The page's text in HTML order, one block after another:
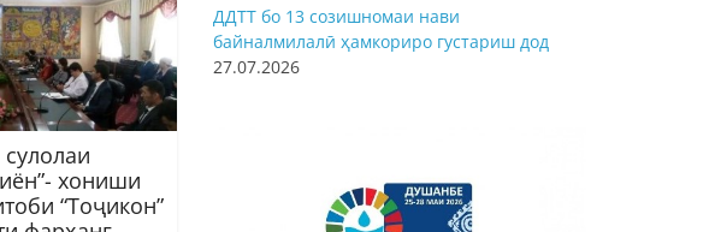
хониши
“Тоҷикон”
ДДТТ бо 13 созишномаи нави
байналмилалӣ ҳамкориро густариш дод
27.07.2026